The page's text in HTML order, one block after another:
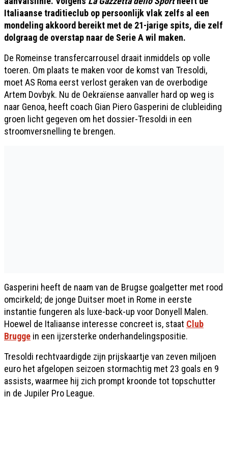
Italiaanse traditieclub op persoonlijk vlak zelfs al een
mondeling akkoord bereikt met de 21-jarige spits, die zelf
dolgraag de overstap naar de Serie A wil maken.
De Romeinse transfercarrousel draait inmiddels op volle
toeren. Om plaats te maken voor de komst van Tresoldi,
moet AS Roma eerst verlost geraken van de overbodige
Artem Dovbyk. Nu de Oekraïense aanvaller hard op weg is
naar Genoa, heeft coach Gian Piero Gasperini de clubleiding
groen licht gegeven om het dossier-Tresoldi in een
stroomversnelling te brengen.
Gasperini heeft de naam van de Brugse goalgetter met rood
omcirkeld; de jonge Duitser moet in Rome in eerste
instantie fungeren als luxe-back-up voor Donyell Malen.
Hoewel de Italiaanse interesse concreet is, staat Club
Brugge in een ijzersterke onderhandelingspositie.
Tresoldi rechtvaardigde zijn prijskaartje van zeven miljoen
euro het afgelopen seizoen stormachtig met 23 goals en 9
assists, waarmee hij zich prompt kroonde tot topschutter
in de Jupiler Pro League.